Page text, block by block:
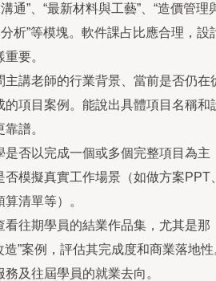
通”、“最新材料與工藝”、“造價管理
析”等模塊。軟件課占比應合理，設
要。
主講老師的行業背景、當前是否仍在
的項目案例。能說出具體項目名稱和
譜。
是否以完成一個或多個完整項目為主
否模擬真實工作場景（如做方案PPT
清單等）。
看往期學員的結業作品集，尤其是那
造”案例，評估其完成度和商業落地
及往屆學員的就業去向。